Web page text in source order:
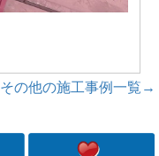
その他の施工事例一覧→